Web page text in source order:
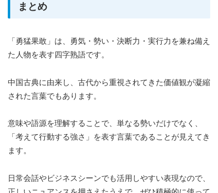
まとめ
「勇猛果敢」は、勇気・勢い・決断力・実行力を兼ね備え
た人物を表す四字熟語です。
中国古典に由来し、古代から重視されてきた価値観が凝縮
された言葉でもあります。
意味や語源を理解することで、単なる勢いだけでなく、
「考えて行動する強さ」を表す言葉であることが見えてき
ます。
日常会話やビジネスシーンでも活用しやすい表現なので、